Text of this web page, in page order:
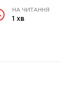
НА ЧИТАННЯ
1 хв